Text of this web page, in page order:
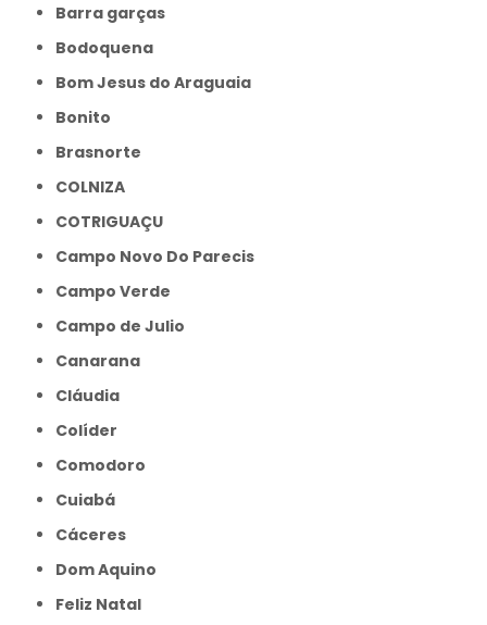
Barra garças
Bodoquena
Bom Jesus do Araguaia
Bonito
Brasnorte
COLNIZA
COTRIGUAÇU
Campo Novo Do Parecis
Campo Verde
Campo de Julio
Canarana
Cláudia
Colíder
Comodoro
Cuiabá
Cáceres
Dom Aquino
Feliz Natal